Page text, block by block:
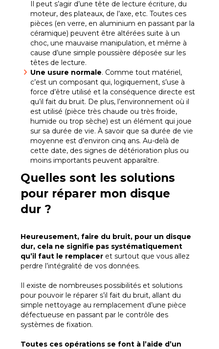
Il peut s’agir d’une tête de lecture écriture, du
moteur, des plateaux, de l’axe, etc. Toutes ces
pièces (en verre, en aluminium en passant par la
céramique) peuvent être altérées suite à un
choc, une mauvaise manipulation, et même à
cause d’une simple poussière déposée sur les
têtes de lecture.
Une usure normale. Comme tout matériel,
c’est un composant qui, logiquement, s’use à
force d’être utilisé et la conséquence directe est
qu’il fait du bruit. De plus, l’environnement où il
est utilisé (pièce très chaude ou très froide,
humide ou trop sèche) est un élément qui joue
sur sa durée de vie. À savoir que sa durée de vie
moyenne est d’environ cinq ans. Au-delà de
cette date, des signes de détérioration plus ou
moins importants peuvent apparaître.
Quelles sont les solutions
pour réparer mon disque
dur ?
Heureusement, faire du bruit, pour un disque
dur, cela ne signifie pas systématiquement
qu’il faut le remplacer et surtout que vous allez
perdre l’intégralité de vos données.
Il existe de nombreuses possibilités et solutions
pour pouvoir le réparer s’il fait du bruit, allant du
simple nettoyage au remplacement d’une pièce
défectueuse en passant par le contrôle des
systèmes de fixation.
Toutes ces opérations se font à l’aide d’un